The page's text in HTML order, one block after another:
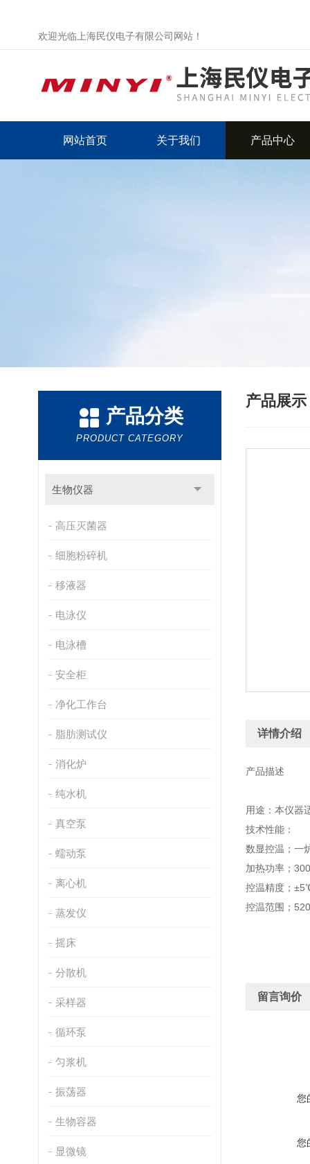
欢迎光临上海民仪电子有限公司网站！
网站首页 关于我们 产品中心
产品分类
PRODUCT CATEGORY
生物仪器
高压灭菌器
细胞粉碎机
移液器
电泳仪
电泳槽
安全柜
净化工作台
脂肪测试仪
消化炉
纯水机
真空泵
蠕动泵
离心机
蒸发仪
摇床
分散机
采样器
循环泵
匀浆机
振荡器
生物容器
显微镜
产品展示
详情介绍
产品描述
用途：本仪器
技术性能：
数显控温；一
加热功率；
控温精度；
控温范围；
留言询价
您
您